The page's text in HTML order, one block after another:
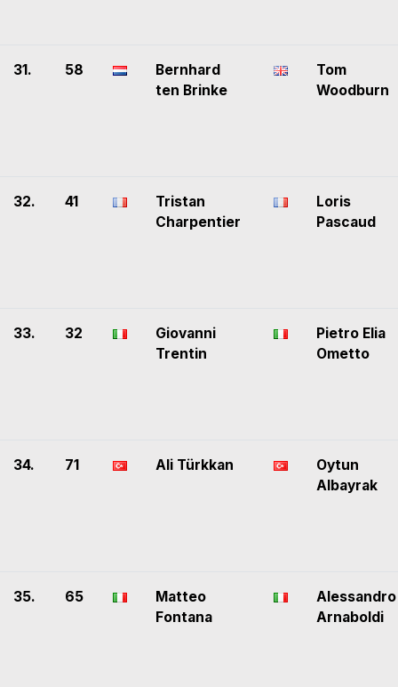
31. 58
Bernhard
ten Brinke
Tom
Woodburn
32. 41
Tristan
Charpentier
Loris
Pascaud
33. 32
Giovanni
Trentin
Pietro Elia
Ometto
34. 71 Ali Türkkan
Oytun
Albayrak
35. 65
Matteo
Fontana
Alessandro
Arnaboldi